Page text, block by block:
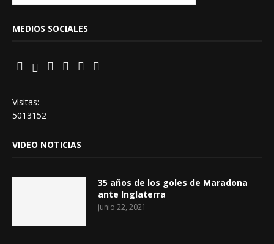
MEDIOS SOCIALES
Visitas:
5013152
VIDEO NOTICIAS
35 años de los goles de Maradona
ante Inglaterra
junio 22, 2021